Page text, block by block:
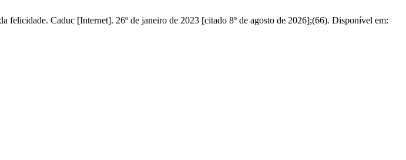
Caduc [Internet]. 26º de janeiro de 2023 [citado 8º de agosto de 2026];(66). Disponível em: